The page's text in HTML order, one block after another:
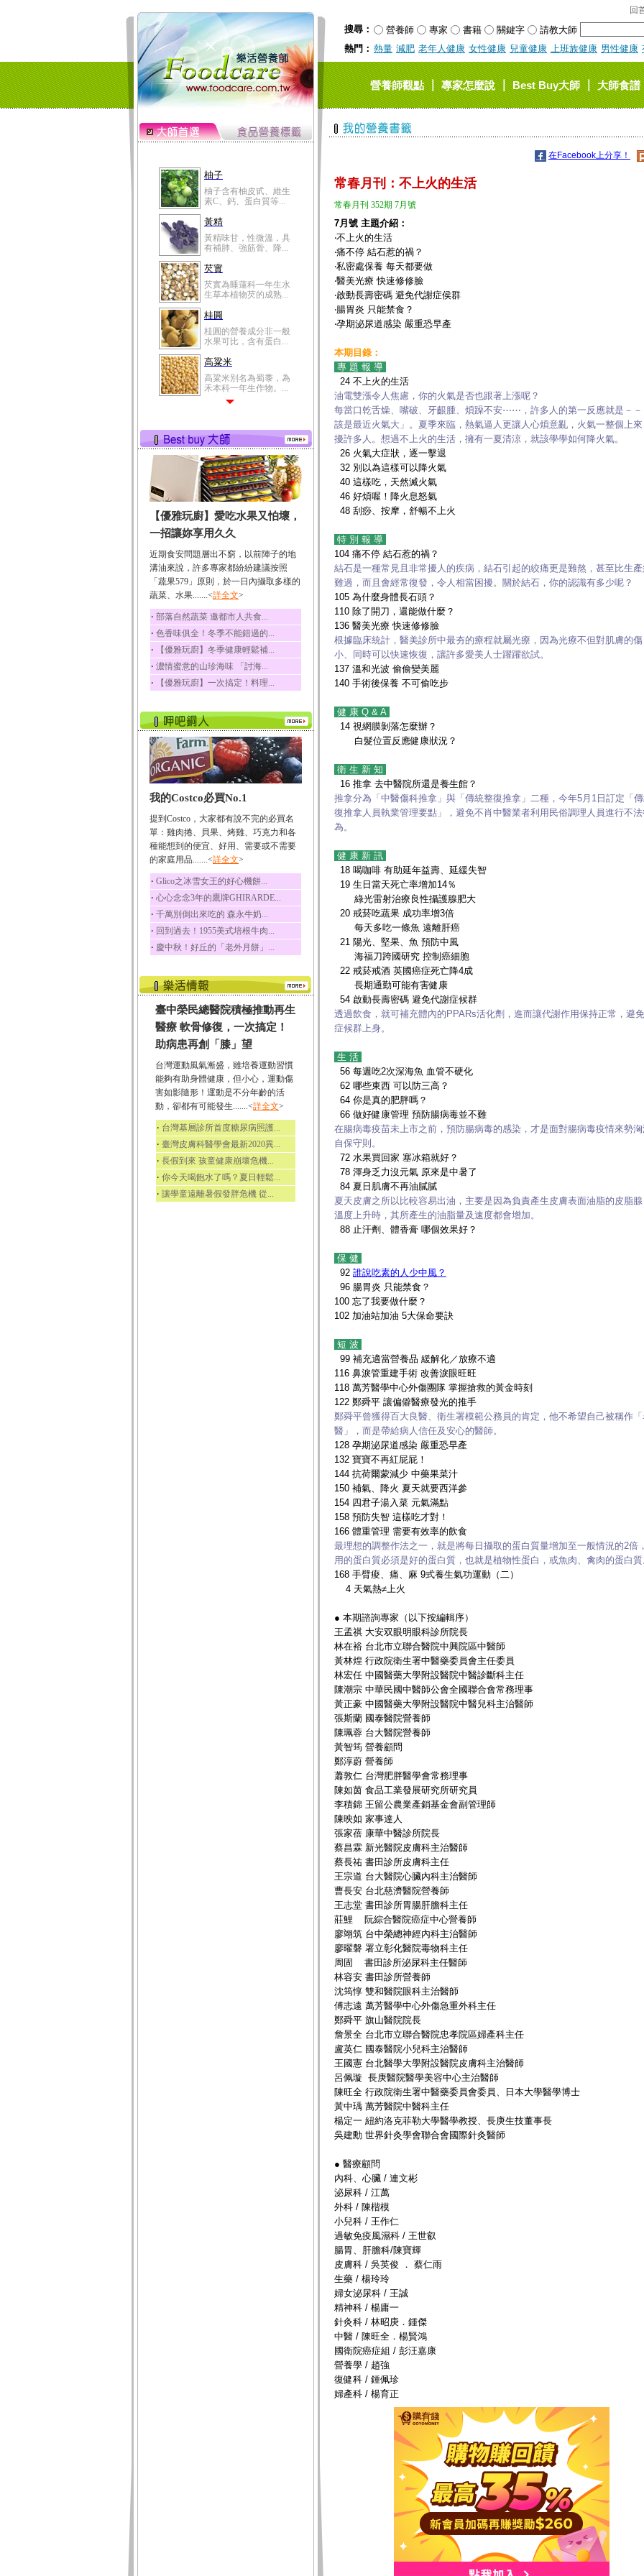
回
搜尋： 營養師 專家 書籍 關鍵字
請教大師
熱門： 熱量 減肥 老年人健康 女性健康 兒童健康 上班族健康 男性健康
營養師觀點｜專家怎麼說｜Best Buy大師｜大師食譜
有補肺、強筋骨、降...
芡實為睡蓮科一年生水
生草本植物芡的成熟...
桂圓
桂圓的營養成分非一般
高粱米
高粱米別名為蜀黍，為
鯽魚
鯽魚裡所含的營養成分
有蛋白質、脂肪、磷...
鮪魚
鮪魚肚肉中的不飽和脂
肪酸內富含EPA和DH...
韭菜
韭菜所含的膳食纖維能
幫助消化與通便；揮...
冬瓜
冬瓜營養價值高，鈉含
量極低是水腫病人的...
豆豉
豆豉裡頭含有營養的蛋
白質、脂肪、鈣、磷...
蛋白質、脂肪、醣類...
迷迭香
迷迭香 裡頭含有咖啡
酸、迷迭香酸、植物...
咖啡
咖啡中的咖啡因會刺激
中樞神經系統，特別...
椰子
椰子含有糖類、脂肪、
蛋白質、維生素及多...
荔枝
荔枝性質溫和所含的營
養素有醣類、檸檬酸...
五味子
五味子性質溫熱所含營
養成分有揮發油、檸...
草魚
素C、及豐富的蛋白...
【優雅玩廚】愛吃水果又怕壞，
一招讓妳享用久久
近期食安問題層出不窮，以前陣子的地
溝油來說，許多專家都紛紛建議按照
「蔬果579」原則，於一日內攝取多樣的
蔬菜、水果.......<詳全文>
‧ 部落自然蔬菜 邀都市人共食...
‧ 色香味俱全！冬季不能錯過的...
‧ 【優雅玩廚】冬季健康輕鬆補...
‧ 濃情蜜意的山珍海味 「討海...
‧ 【優雅玩廚】一次搞定！料理...
我的Costco必買No.1
提到Costco，大家都有說不完的必買名
單：雞肉捲、貝果、烤雞、巧克力和各
種能想到的便宜、好用、需要或不需要
的家庭用品.......<詳全文>
‧ Glico之冰雪女王的好心機餅...
‧ 心心念念3年的鷹牌GHIRARDE...
‧ 千萬別倒出來吃的 森永牛奶...
‧ 回到過去！1955美式培根牛肉...
‧ 慶中秋！好丘的「老外月餅」...
臺中榮民總醫院積極推動再生
醫療 軟骨修復，一次搞定！
助病患再創「膝」望
台灣運動風氣漸盛，雖培養運動習慣
能夠有助身體健康，但小心，運動傷
害如影隨形！運動是不分年齡的活
動，卻都有可能發生.......<詳全文>
‧ 台灣基層診所首度糖尿病照護...
‧ 臺灣皮膚科醫學會最新2020異...
‧ 長假到來 孩童健康崩壞危機...
‧ 你今天喝飽水了嗎？夏日輕鬆...
‧ 讓學童遠離暑假發胖危機 從...
在Facebook上分享！
常春月刊：不上火的生活
常春月刊 352期 7月號
7月號 主題介紹：
‧不上火的生活
‧痛不停 結石惹的禍？
‧私密處保養 每天都要做
‧醫美光療 快速修修臉
‧啟動長壽密碼 避免代謝症侯群
‧腸胃炎 只能禁食？
‧孕期泌尿道感染 嚴重恐早產
本期目錄：
專 題 報 導
24 不上火的生活
油電雙漲令人焦慮，你的火氣是否也跟著上漲呢？
每當口乾舌燥、嘴破、牙齦腫、煩躁不安⋯⋯，許多人的第一反應就是－－
該是最近火氣大」。夏季來臨，熱氣逼人更讓人心煩意亂，火氣一整個上來
擾許多人。想過不上火的生活，擁有一夏清涼，就該學學如何降火氣。
26 火氣大症狀，逐一擊退
32 別以為這樣可以降火氣
40 這樣吃，天然滅火氣
46 好煩喔！降火息怒氣
48 刮痧、按摩，舒暢不上火
特 別 報 導
104 痛不停 結石惹的禍？
結石是一種常見且非常擾人的疾病，結石引起的絞痛更是難熬，甚至比生產
難過，而且會經常復發，令人相當困擾。關於結石，你的認識有多少呢？
105 為什麼身體長石頭？
110 除了開刀，還能做什麼？
136 醫美光療 快速修修臉
根據臨床統計，醫美診所中最夯的療程就屬光療，因為光療不但對肌膚的傷
小、同時可以快速恢復，讓許多愛美人士躍躍欲試。
137 溫和光波 偷偷變美麗
140 手術後保養 不可偷吃步
健 康 Q & A
14 視網膜剝落怎麼辦？
白髮位置反應健康狀況？
衛 生 新 知
16 推拿 去中醫院所還是養生館？
推拿分為「中醫傷科推拿」與「傳統整復推拿」二種，今年5月1日訂定「
復推拿人員執業管理要點」，避免不肖中醫業者利用民俗調理人員進行不
為。
健 康 新 訊
18 喝咖啡 有助延年益壽、延緩失智
19 生日當天死亡率增加14％
綠光雷射治療良性攝護腺肥大
20 戒菸吃蔬果 成功率增3倍
每天多吃一條魚 遠離肝癌
21 陽光、堅果、魚 預防中風
海福刀跨國研究 控制癌細胞
22 戒菸戒酒 英國癌症死亡降4成
長期通勤可能有害健康
54 啟動長壽密碼 避免代謝症候群
透過飲食，就可補充體內的PPARs活化劑，進而讓代謝作用保持正常，避
症候群上身。
生 活
56 每週吃2次深海魚 血管不硬化
62 哪些東西 可以防三高？
64 你是真的肥胖嗎？
66 做好健康管理 預防腸病毒並不難
在腸病毒疫苗未上市之前，預防腸病毒的感染，才是面對腸病毒疫情來勢洶
自保守則。
72 水果買回家 塞冰箱就好？
78 渾身乏力沒元氣 原來是中暑了
84 夏日肌膚不再油膩膩
夏天皮膚之所以比較容易出油，主要是因為負責產生皮膚表面油脂的皮脂腺
溫度上升時，其所產生的油脂量及速度都會增加。
88 止汗劑、體香膏 哪個效果好？
保 健
92 誰說吃素的人少中風？
96 腸胃炎 只能禁食？
100 忘了我要做什麼？
102 加油站加油 5大保命要訣
短 波
99 補充適當營養品 緩解化／放療不適
116 鼻淚管重建手術 改善淚眼旺旺
118 萬芳醫學中心外傷團隊 掌握搶救的黃金時刻
122 鄭舜平 讓偏僻醫療發光的推手
鄭舜平曾獲得百大良醫、衛生署模範公務員的肯定，他不希望自己被稱作「
醫」，而是帶給病人信任及安心的醫師。
128 孕期泌尿道感染 嚴重恐早產
132 寶寶不再紅屁屁！
144 抗荷爾蒙減少 中藥果菜汁
150 補氣、降火 夏天就要西洋參
154 四君子湯入菜 元氣滿點
158 預防失智 這樣吃才對！
166 體重管理 需要有效率的飲食
最理想的調整作法之一，就是將每日攝取的蛋白質量增加至一般情況的2倍
用的蛋白質必須是好的蛋白質，也就是植物性蛋白，或魚肉、禽肉的蛋白質
168 手臂痠、痛、麻 9式養生氣功運動（二）
4 天氣熱≠上火
● 本期諮詢專家（以下按編輯序）
王孟祺 大安双眼明眼科診所院長
林在裕 台北市立聯合醫院中興院區中醫師
黃林煌 行政院衛生署中醫藥委員會主任委員
林宏任 中國醫藥大學附設醫院中醫診斷科主任
陳潮宗 中華民國中醫師公會全國聯合會常務理事
黃正豪 中國醫藥大學附設醫院中醫兒科主治醫師
張斯蘭 國泰醫院營養師
陳珮蓉 台大醫院營養師
黃智筠 營養顧問
鄭淳蔚 營養師
蕭敦仁 台灣肥胖醫學會常務理事
陳如茵 食品工業發展研究所研究員
李積錦 王留公農業產銷基金會副管理師
陳映如 家事達人
張家蓓 康華中醫診所院長
蔡昌霖 新光醫院皮膚科主治醫師
蔡長祐 書田診所皮膚科主任
王宗道 台大醫院心臟內科主治醫師
曹長安 台北慈濟醫院營養師
王志堂 書田診所胃腸肝膽科主任
莊鯉 阮綜合醫院癌症中心營養師
廖翊筑 台中榮總神經內科主治醫師
廖曜磐 署立彰化醫院毒物科主任
周固 書田診所泌尿科主任醫師
林容安 書田診所營養師
沈筠惇 雙和醫院眼科主治醫師
傅志遠 萬芳醫學中心外傷急重外科主任
鄭舜平 旗山醫院院長
詹景全 台北市立聯合醫院忠孝院區婦產科主任
盧英仁 國泰醫院小兒科主治醫師
王國憲 台北醫學大學附設醫院皮膚科主治醫師
呂佩璇 長庚醫院醫學美容中心主治醫師
陳旺全 行政院衛生署中醫藥委員會委員、日本大學醫學博士
黃中瑀 萬芳醫院中醫科主任
楊定一 紐約洛克菲勒大學醫學教授、長庚生技董事長
吳建勳 世界針灸學會聯合會國際針灸醫師
● 醫療顧問
內科、心臟 / 連文彬
泌尿科 / 江萬
外科 / 陳楷模
小兒科 / 王作仁
過敏免疫風濕科 / 王世叡
腸胃、肝膽科/陳寶輝
皮膚科 / 吳英俊 ． 蔡仁雨
生藥 / 楊玲玲
婦女泌尿科 / 王誠
精神科 / 楊庸一
針灸科 / 林昭庚．鍾傑
中醫 / 陳旺全．楊賢鴻
國衛院癌症組 / 彭汪嘉康
營養學 / 趙強
復健科 / 鍾佩珍
婦產科 / 楊育正